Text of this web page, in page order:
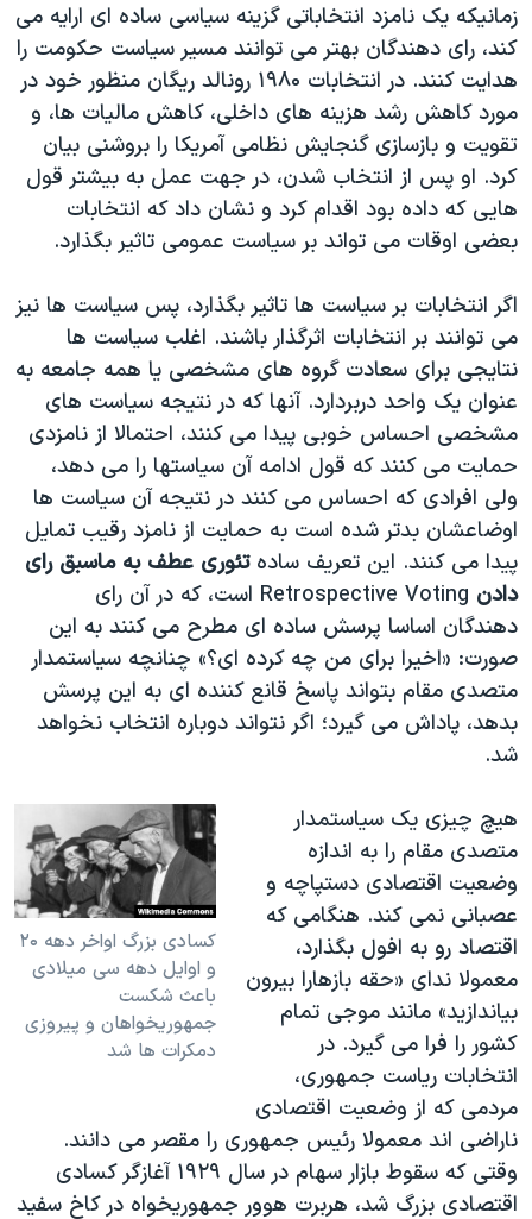
زمانيکه يک نامزد انتخاباتی گزينه سياسی ساده ای ارايه می
کند، رای دهندگان بهتر می توانند مسير سياست حکومت را
هدايت کنند. در انتخابات ۱۹۸۰ رونالد ريگان منظور خود در
مورد کاهش رشد هزينه های داخلی، کاهش ماليات ها، و
تقويت و بازسازی گنجايش نظامی آمريکا را بروشنی بيان
کرد. او پس از انتخاب شدن، در جهت عمل به بيشتر قول
هايی که داده بود اقدام کرد و نشان داد که انتخابات
بعضی اوقات می تواند بر سياست عمومی تاثير بگذارد.
اگر انتخابات بر سياست ها تاثير بگذارد، پس سياست ها نيز
می توانند بر انتخابات اثرگذار باشند. اغلب سياست ها
نتايجی برای سعادت گروه های مشخصی يا همه جامعه به
عنوان يک واحد دربردارد. آنها که در نتيجه سياست های
مشخصی احساس خوبی پيدا می کنند، احتمالا از نامزدی
حمايت می کنند که قول ادامه آن سياستها را می دهد،
ولی افرادی که احساس می کنند در نتيجه آن سياست ها
اوضاعشان بدتر شده است به حمايت از نامزد رقيب تمايل
پيدا می کنند. اين تعريف سادهتئوری عطف به ماسبق رای
دادن
Retrospective Voting است، که در آن رای
دهندگان اساسا پرسش ساده ای مطرح می کنند به اين
صورت: «اخيرا برای من چه کرده ای؟» چنانچه سياستمدار
متصدی مقام بتواند پاسخ قانع کننده ای به اين پرسش
بدهد، پاداش می گيرد؛ اگر نتواند دوباره انتخاب نخواهد
شد.
کسادی بزرگ اواخر دهه ۲۰
و اوايل دهه سی ميلادی
باعث شکست
جمهوريخواهان و پيروزی
دمکرات ها شد
هيچ چيزی يک سياستمدار
متصدی مقام را به اندازه
وضعيت اقتصادی دستپاچه و
عصبانی نمی کند. هنگامی که
اقتصاد رو به افول بگذارد،
معمولا ندای «حقه بازهارا بيرون
بياندازيد» مانند موجی تمام
کشور را فرا می گيرد. در
انتخابات رياست جمهوری،
مردمی که از وضعيت اقتصادی
ناراضی اند معمولا رئيس جمهوری را مقصر می دانند.
وقتی که سقوط بازار سهام در سال ۱۹۲۹ آغازگر کسادی
اقتصادی بزرگ شد، هربرت هوور جمهوريخواه در کاخ سفيد